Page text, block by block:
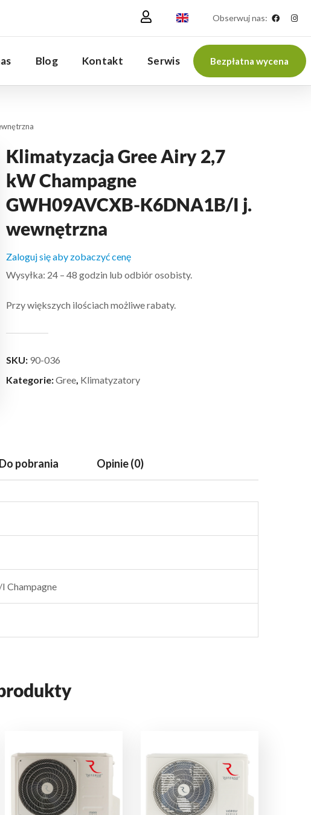
Obserwuj nas:
Blog Kontakt Serwis Bezpłatna wycena
Klimatyzacja Gree Airy 2,7
kW Champagne
GWH09AVCXB-K6DNA1B/I j.
wewnętrzna
Zaloguj się aby zobaczyć cenę
Wysyłka: 24 – 48 godzin lub odbiór osobisty.
Przy większych ilościach możliwe rabaty.
SKU: 90-036
Kategorie:Gree, Klimatyzatory
Do pobrania Opinie (0)
Champagne